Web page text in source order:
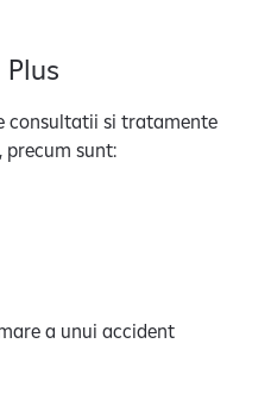
consultatii si tratamente
precum sunt:
a unui accident